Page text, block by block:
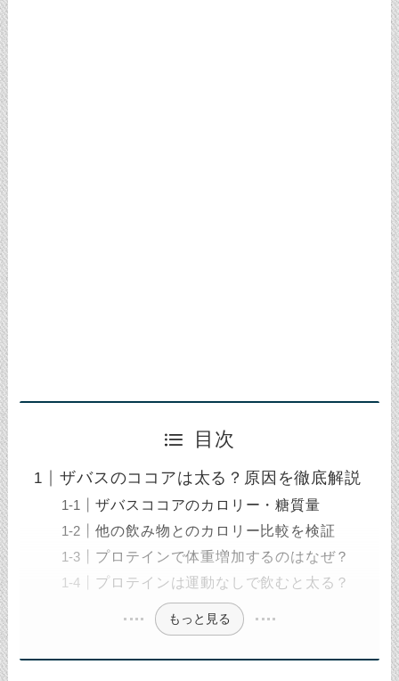
目次
ザバスのココアは太る？原因を徹底解説
ザバスココアのカロリー・糖質量
他の飲み物とのカロリー比較を検証
プロテインで体重増加するのはなぜ？
プロテインは運動なしで飲むと太る？
もっと見る